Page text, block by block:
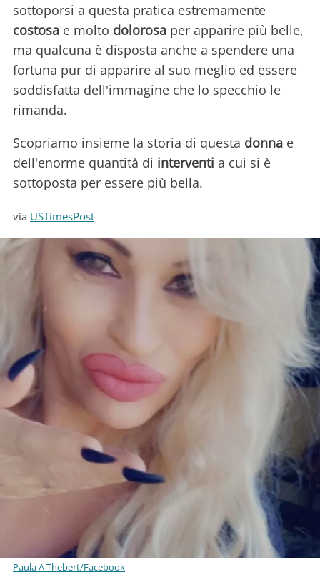
sottoporsi a questa pratica estremamente
costosa e molto dolorosa per apparire più belle,
ma qualcuna è disposta anche a spendere una
fortuna pur di apparire al suo meglio ed essere
soddisfatta dell'immagine che lo specchio le
rimanda.
Scopriamo insieme la storia di questa donna e
dell'enorme quantità di interventi a cui si è
sottoposta per essere più bella.
via USTimesPost
Paula A Thebert/Facebook